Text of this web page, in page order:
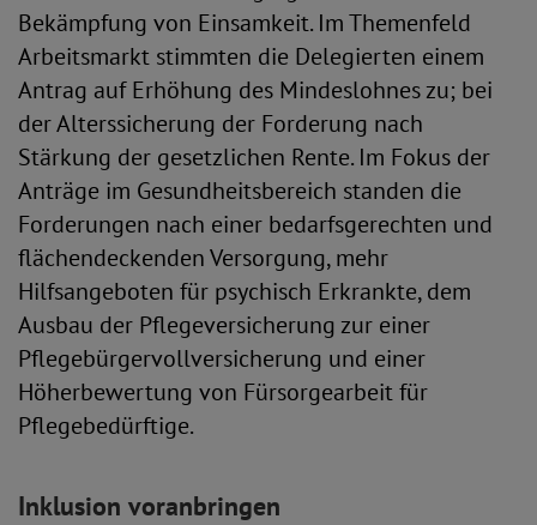
Bekämpfung von Einsamkeit. Im Themenfeld
Arbeitsmarkt stimmten die Delegierten einem
Antrag auf Erhöhung des Mindeslohnes zu; bei
der Alterssicherung der Forderung nach
Stärkung der gesetzlichen Rente. Im Fokus der
Anträge im Gesundheitsbereich standen die
Forderungen nach einer bedarfsgerechten und
flächendeckenden Versorgung, mehr
Hilfsangeboten für psychisch Erkrankte, dem
Ausbau der Pflegeversicherung zur einer
Pflegebürgervollversicherung und einer
Höherbewertung von Fürsorgearbeit für
Pflegebedürftige.
Inklusion voranbringen